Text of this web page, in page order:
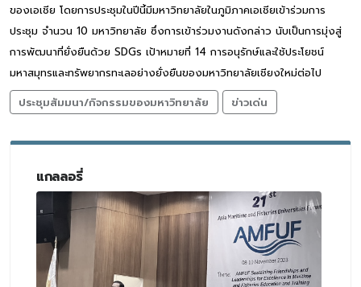
ของเอเชีย โดยการประชุมในปีนี้มีมหาวิทยาลัยในภูมิภาคเอเชียเข้าร่วมการ
ประชุม จำนวน 10 มหาวิทยาลัย ซึ่งการเข้าร่วมงานดังกล่าว นับเป็นการมุ่งสู่
การพัฒนาที่ยั่งยืนด้วย SDGs เป้าหมายที่ 14 การอนุรักษ์และใช้ประโยชน์
มหาสมุทรและทรัพยากรทะเลอย่างยั่งยืนของมหาวิทยาลัยเชียงใหม่ต่อไป
ประชุมสัมมนา/กิจกรรมของมหาวิทยาลัย
ข่าวเด่น
แกลลอรี่